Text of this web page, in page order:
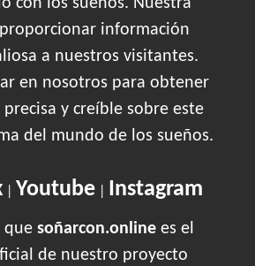
con los sueños. Nuestra
información
a nuestros visitantes.
en nosotros para obtener
y creíble sobre este
del mundo de los sueños.
| Youtube| Instagram
que soñarcon.online es el
de nuestro proyecto